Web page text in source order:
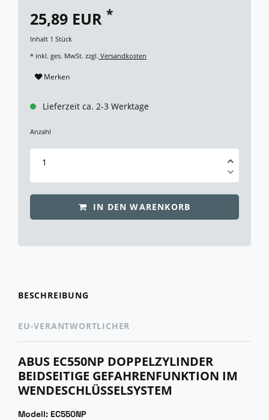
25,89 EUR *
Inhalt 1 Stück
* inkl. ges. MwSt. zzgl. Versandkosten
Merken
Lieferzeit ca. 2-3 Werktage
Anzahl
IN DEN WARENKORB
BESCHREIBUNG
EU-VERANTWORTLICHER
ABUS EC550NP DOPPELZYLINDER
BEIDSEITIGE GEFAHRENFUNKTION IM
WENDESCHLÜSSELSYSTEM
Modell: EC550NP